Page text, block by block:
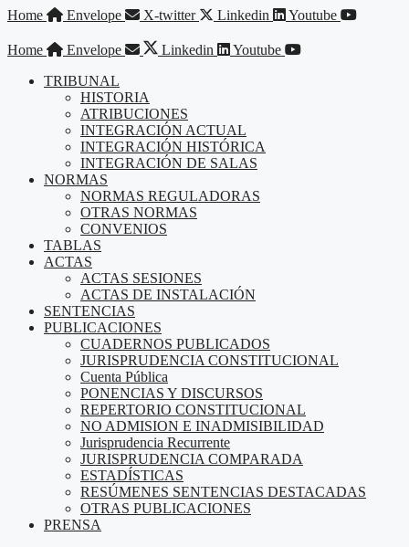
Saltar
contenido
Home Envelope X-twitter Linkedin Youtube
Home Envelope Linkedin
Youtube
TRIBUNAL
HISTORIA
ATRIBUCIONES
INTEGRACIÓN ACTUAL
INTEGRACIÓN HISTÓRICA
INTEGRACIÓN DE SALAS
NORMAS
NORMAS REGULADORAS
OTRAS NORMAS
CONVENIOS
TABLAS
ACTAS
ACTAS SESIONES
ACTAS DE INSTALACIÓN
SENTENCIAS
PUBLICACIONES
CUADERNOS PUBLICADOS
JURISPRUDENCIA CONSTITUCIONAL
Cuenta Pública
PONENCIAS Y DISCURSOS
REPERTORIO CONSTITUCIONAL
NO ADMISION E INADMISIBILIDAD
Jurisprudencia Recurrente
JURISPRUDENCIA COMPARADA
ESTADÍSTICAS
RESÚMENES SENTENCIAS DESTACADAS
OTRAS PUBLICACIONES
PRENSA